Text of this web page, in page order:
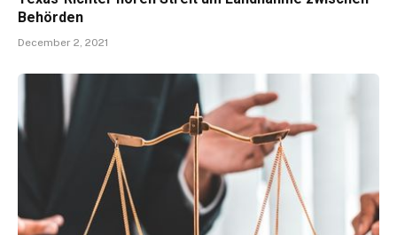
Behörden
December 2, 2021